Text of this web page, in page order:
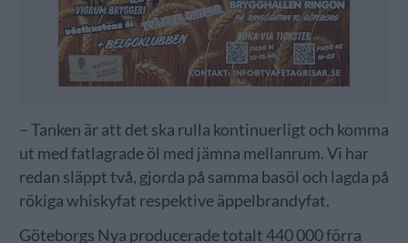
– Tanken är att det ska rulla kontinuerligt och komma
ut med fatlagrade öl med jämna mellanrum. Vi har
redan släppt två, gjorda på samma basöl och lagda på
rökiga whiskyfat respektive äppelbrandyfat.
Göteborgs Nya producerade totalt 440 000 förra